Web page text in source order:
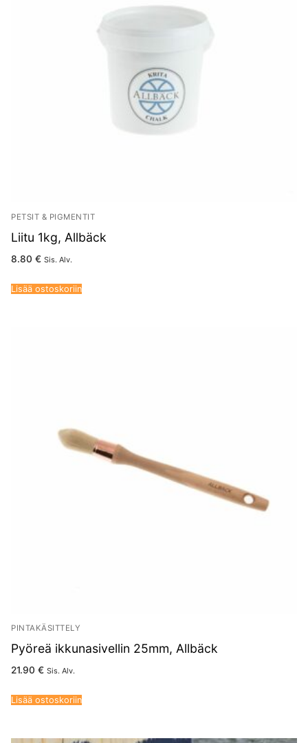
PETSIT & PIGMENTIT
Liitu 1kg, Allbäck
8.80 € Sis. Alv.
Lisää ostoskoriin
PINTAKÄSITTELY
Pyöreä ikkunasivellin 25mm, Allbäck
21.90 € Sis. Alv.
Lisää ostoskoriin